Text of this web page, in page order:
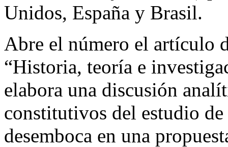
Unidos, España y Brasil.
Abre el número el artículo
“Historia, teoría e
elabora una discusión
constitutivos del estudio
desemboca en una